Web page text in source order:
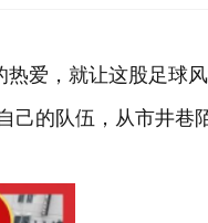
爱，就让这股足球
己的队伍，从市井巷